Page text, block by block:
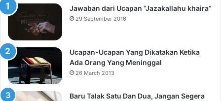
Jawaban dari Ucapan “Jazakallahu khaira”
29 September 2016
Ucapan-Ucapan Yang Dikatakan Ketika
Ada Orang Yang Meninggal
26 March 2013
Baru Talak Satu Dan Dua, Jangan Segera